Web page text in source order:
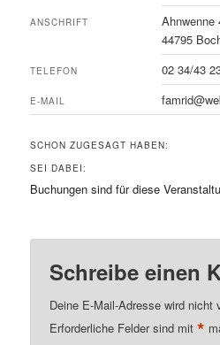
ANSCHRIFT
Ahnwenne
44795
TELEFON 02 34/43
E-MAIL
SCHON ZUGESAGT HABEN:
SEI DABEI:
Buchungen sind für diese
Schreibe einen
Deine E-Mail-Adresse wird nicht
Erforderliche Felder sind mit*